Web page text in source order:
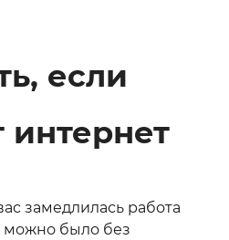
если
интернет
через
сервис
замедлилась работа
можно было без